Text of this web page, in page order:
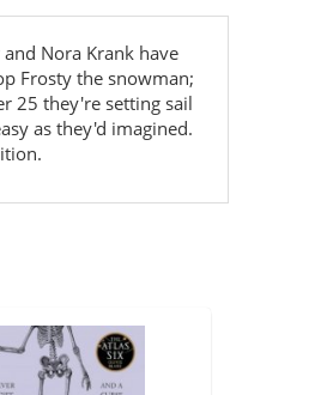
Nora Krank have
Frosty the snowman;
25 they're setting sail
as they'd imagined.